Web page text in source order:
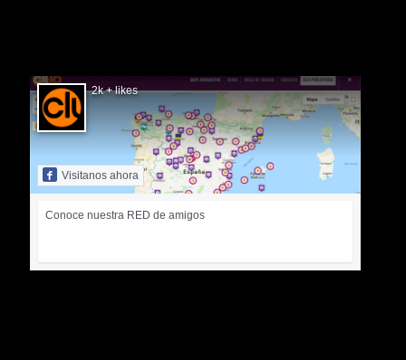
2k + likes
Visitanos ahora
Conoce nuestra RED de amigos